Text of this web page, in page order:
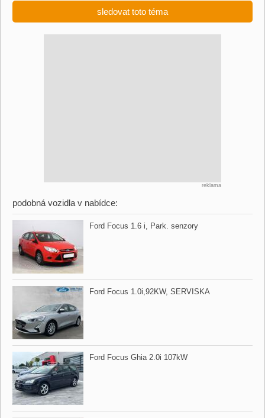
sledovat toto téma
reklama
podobná vozidla v nabídce:
Ford Focus 1.6 i,​ Park. senzory
Ford Focus 1.0i,​92KW,​ SERVISKA
Ford Focus Ghia 2.0i 107kW